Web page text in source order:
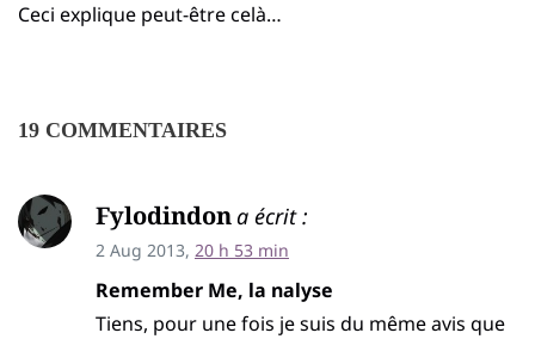
Ceci explique peut-être celà…
19 COMMENTAIRES
Fylodindona écrit :
2 Aug 2013, 20 h 53 min
Remember Me, la nalyse
Tiens, pour une fois je suis du même avis que